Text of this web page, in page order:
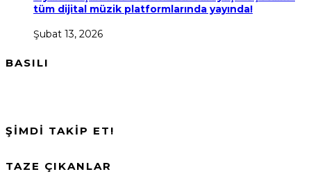
tüm dijital müzik platformlarında yayında!
Şubat 13, 2026
BASILI
ŞİMDİ TAKİP ET!
TAZE ÇIKANLAR